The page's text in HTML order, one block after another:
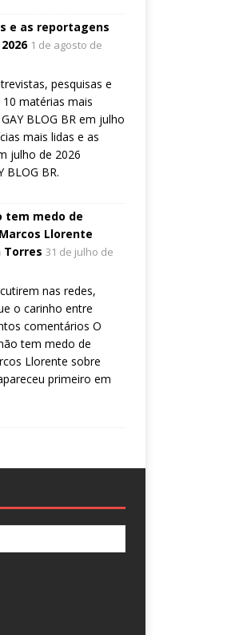
e as reportagens
1 de agosto de
pesquisas e
matérias mais
BLOG BR em julho
mais lidas e as
julho de 2026
BLOG BR.
tem medo de
Llorente
Torres 31 de julho de
nas redes,
o carinho entre
comentários O
tem medo de
Llorente sobre
primeiro em